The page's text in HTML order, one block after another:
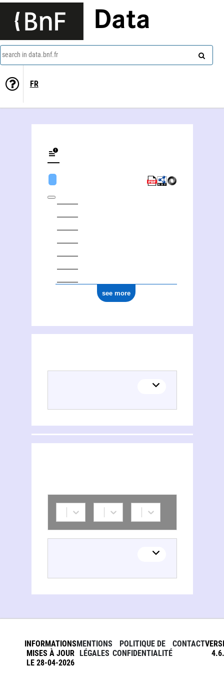
Data
search in data.bnf.fr
FR
see more
INFORMATIONS
MISES À JOUR
LE 28-04-2026
MENTIONS
LÉGALES
POLITIQUE DE
CONFIDENTIALITÉ
CONTACT